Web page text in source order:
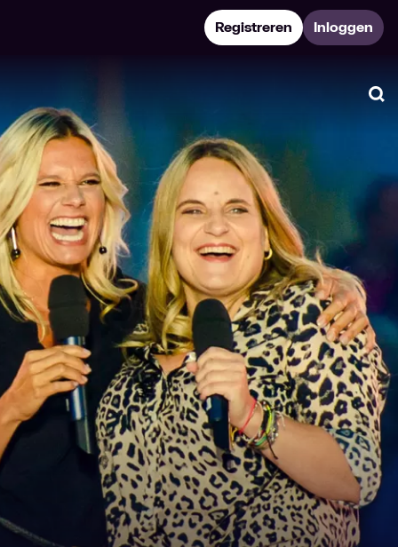
Registreren Inloggen